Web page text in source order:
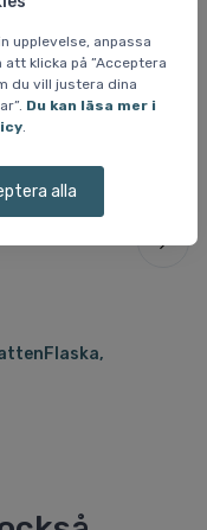
upplevelse, anpassa
klicka på ”Acceptera
du vill justera dina
Du kan läsa mer i
.
alla